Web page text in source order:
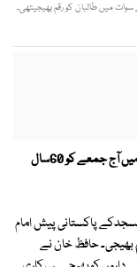
میں طالبان کو رقم بھیجیتھی۔
امریکا میں پاکستانی پیش امام کوطالبان کی مدد کے الزام میں آج جمعے کو 60سال
پاکستانی پیش امام
بھیجی۔ حافظ خان نے